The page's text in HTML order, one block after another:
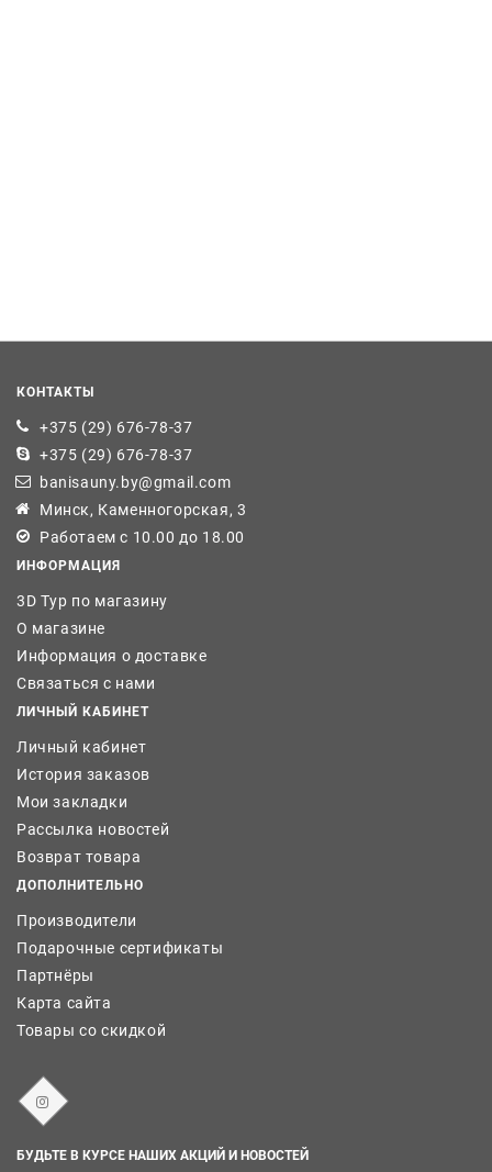
КОНТАКТЫ
+375 (29) 676-78-37
+375 (29) 676-78-37
banisauny.by@gmail.com
Минск, Каменногорская, 3
Работаем с 10.00 до 18.00
ИНФОРМАЦИЯ
3D Тур по магазину
О магазине
Информация о доставке
Связаться с нами
ЛИЧНЫЙ КАБИНЕТ
Личный кабинет
История заказов
Мои закладки
Рассылка новостей
Возврат товара
ДОПОЛНИТЕЛЬНО
Производители
Подарочные сертификаты
Партнёры
Карта сайта
Товары со скидкой
БУДЬТЕ В КУРСЕ НАШИХ АКЦИЙ И НОВОСТЕЙ